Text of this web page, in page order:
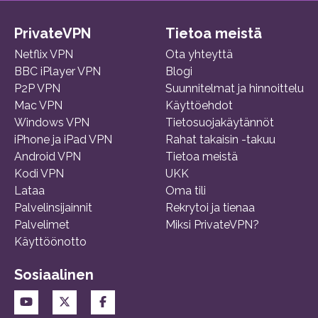
PrivateVPN
Netflix VPN
BBC iPlayer VPN
P2P VPN
Mac VPN
Windows VPN
iPhone ja iPad VPN
Android VPN
Kodi VPN
Lataa
Palvelinsijainnit
Palvelimet
Käyttöönotto
Tietoa meistä
Ota yhteyttä
Blogi
Suunnitelmat ja hinnoittelu
Käyttöehdot
Tietosuojakäytännöt
Rahat takaisin -takuu
Tietoa meistä
UKK
Oma tili
Rekrytoi ja tienaa
Miksi PrivateVPN?
Sosiaalinen